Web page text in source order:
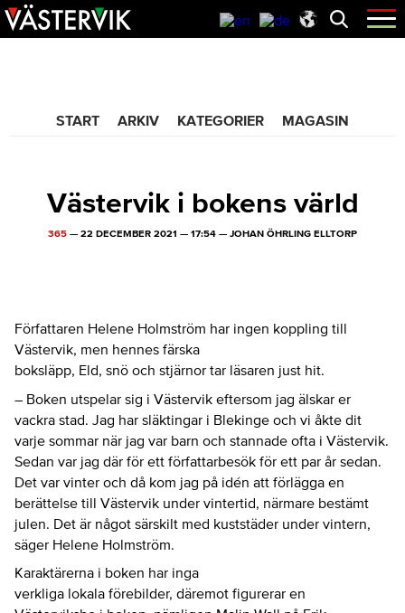
Hoppa
till
Skip
to
Hoppa
till
Öppna
menyn
START ARKIV KATEGORIER MAGASIN
Västervik i bokens värld
365 — 22 DECEMBER 2021 — 17:54 — JOHAN ÖHRLING ELLTORP
Författaren Helene Holmström har ingen koppling till
Västervik, men hennes färska
boksläpp, Eld, snö och stjärnor tar läsaren just hit.
– Boken utspelar sig i Västervik eftersom jag älskar er
vackra stad. Jag har släktingar i Blekinge och vi åkte dit
varje sommar när jag var barn och stannade ofta i Västervik.
Sedan var jag där för ett författarbesök för ett par år sedan.
Det var vinter och då kom jag på idén att förlägga en
berättelse till Västervik under vintertid, närmare bestämt
julen. Det är något särskilt med kuststäder under vintern,
säger Helene Holmström.
Karaktärerna i boken har inga
verkliga lokala förebilder, däremot figurerar en